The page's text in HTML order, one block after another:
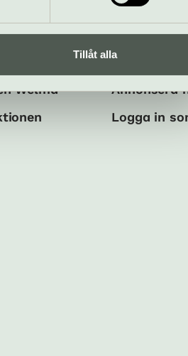
Tillåt alla
Welma
Annonsera
Logga in